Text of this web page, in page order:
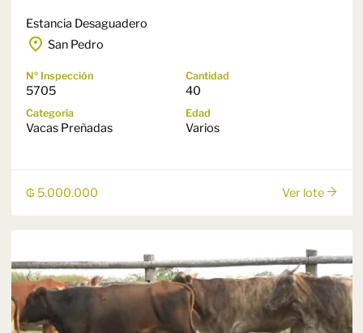
Estancia Desaguadero
San Pedro
Nº Inspección
5705
Cantidad
40
Categoría
Vacas Preñadas
Edad
Varios
₲ 5.000.000 Ver lote